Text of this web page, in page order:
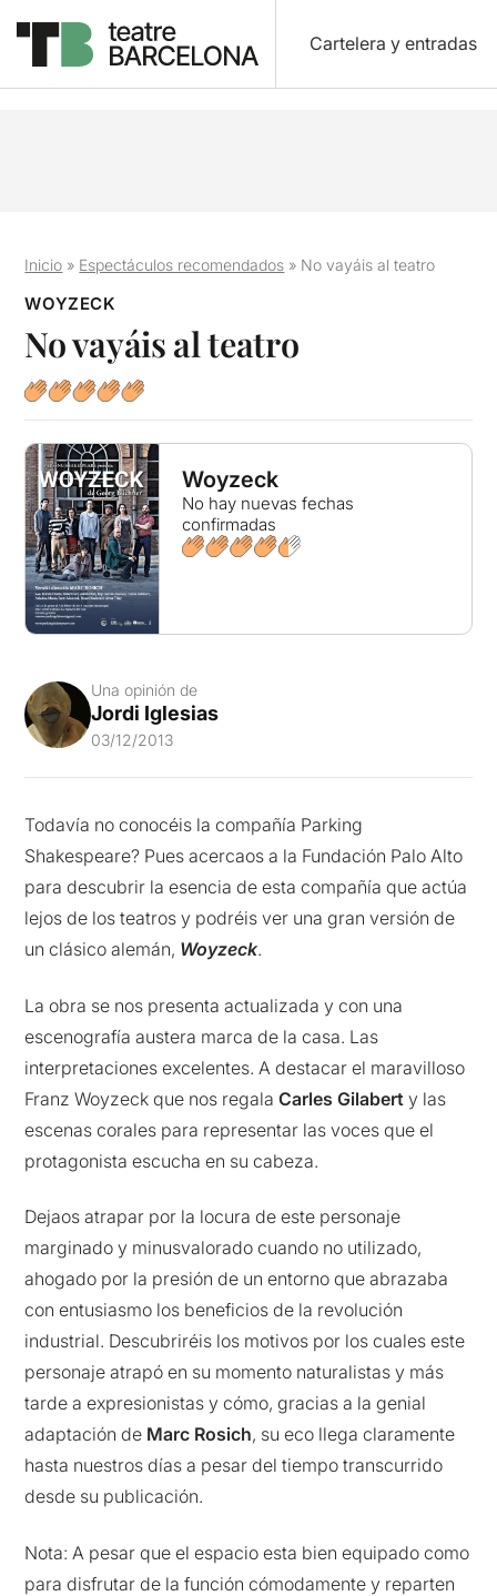
Cartelera y entradas
Inicio » Espectáculos recomendados » No vayáis al teatro
WOYZECK
No vayáis al teatro
Woyzeck
No hay nuevas fechas
confirmadas
Una opinión de
Jordi Iglesias
03/12/2013
Todavía no conocéis la compañía Parking
Shakespeare? Pues acercaos a la Fundación Palo Alto
para descubrir la esencia de esta compañía que actúa
lejos de los teatros y podréis ver una gran versión de
un clásico alemán, Woyzeck.
La obra se nos presenta actualizada y con una
escenografía austera marca de la casa. Las
interpretaciones excelentes. A destacar el maravilloso
Franz Woyzeck que nos regalaCarles Gilabert y las
escenas corales para representar las voces que el
protagonista escucha en su cabeza.
Dejaos atrapar por la locura de este personaje
marginado y minusvalorado cuando no utilizado,
ahogado por la presión de un entorno que abrazaba
con entusiasmo los beneficios de la revolución
industrial. Descubriréis los motivos por los cuales este
personaje atrapó en su momento naturalistas y más
tarde a expresionistas y cómo, gracias a la genial
adaptación de Marc Rosich, su eco llega claramente
hasta nuestros días a pesar del tiempo transcurrido
desde su publicación.
Nota: A pesar que el espacio esta bien equipado como
para disfrutar de la función cómodamente y reparten